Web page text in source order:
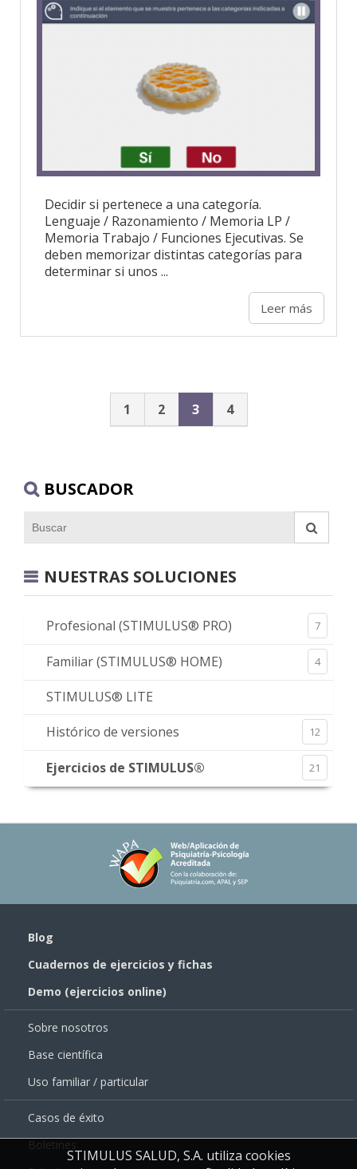
Decidir si pertenece a una categoría.
Lenguaje / Razonamiento / Memoria LP /
Memoria Trabajo / Funciones Ejecutivas. Se
deben memorizar distintas categorías para
determinar si unos ...
Leer más
1 2 3 4
BUSCADOR
NUESTRAS SOLUCIONES
Profesional (STIMULUS® PRO) 7
Familiar (STIMULUS® HOME) 4
STIMULUS® LITE
Histórico de versiones
12
Ejercicios de STIMULUS® 21
Blog
Cuadernos de ejercicios y fichas
Demo (ejercicios online)
Sobre nosotros
Base científica
Uso familiar / particular
Casos de éxito
Boletines
STIMULUS SALUD, S.A. utiliza cookies